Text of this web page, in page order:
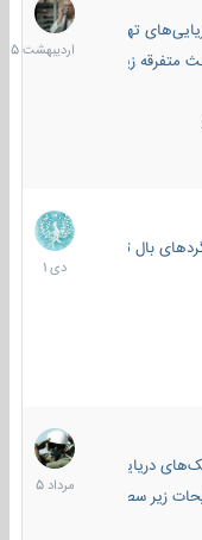
تهاجمی
زیرسطحی
1405
بال ثابت
12
دی
1401
دریایی
زیر سطحی
2
مرداد
1405